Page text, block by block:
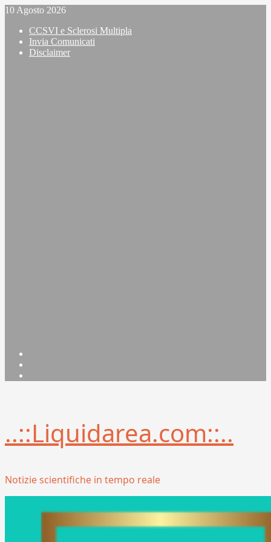
Vai
contenuto
10 Agosto 2026
CCSVI e Sclerosi Multipla
Invia Comunicati
Disclaimer
..::Liquidarea.com::..
Notizie scientifiche in tempo reale